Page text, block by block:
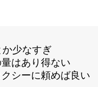
少なすぎ
はあり得ない
シーに頼めば良い